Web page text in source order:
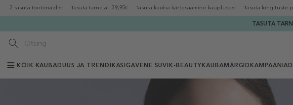
2 tasuta tootenäidist Tasuta tarne al. 39,95€ Tasuta kauba kättesaamine kauplusest Tasuta kingituste
TASUTA
KÕIK KAUBADUUS JA TRENDIKAS IGAVENE SUVI K-BEAUTY KAUBAMÄRGID KAMPAANIA